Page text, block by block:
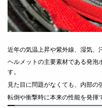
近年の気温上昇や紫外線、湿気、
ヘルメットの主要素材である発泡
す。
見た目に問題がなくても、内部の
転倒や衝撃時に本来の性能を発揮